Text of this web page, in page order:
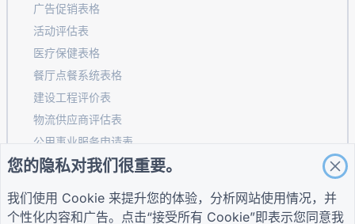
广告促销表格
活动评估表
医疗保健表格
餐厅点餐系统表格
建设工程评价表
物流供应商评估表
公用事业服务申请表
客户参与表
您的隐私对我们很重要。
我们使用 Cookie 来提升您的体验，分析网站使用情况，并
个性化内容和广告。点击“接受所有 Cookie”即表示您同意我